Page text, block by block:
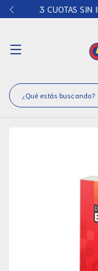
3 CUOTAS SIN